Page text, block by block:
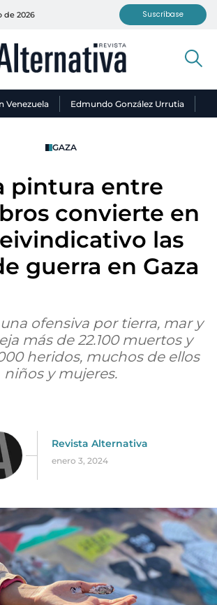
de 2026 Suscríbase
Venezuela Edmundo González Urrutia
GAZA
pintura entre
convierte en
las
guerra en Gaza
ofensiva por tierra, mar y
más de 22.100 muertos y
heridos, muchos de ellos
niños y mujeres.
Revista Alternativa
enero 3, 2024